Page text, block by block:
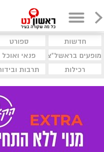
חדשות ספורט
מופעים בראשל"צ
פנאי ואוכל
רכילות
תרבות